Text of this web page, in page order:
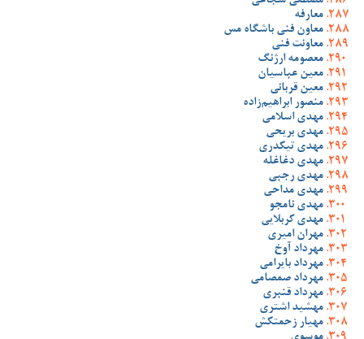
معارفه
معاون فنی باشگاه مس
معاونت فنی
معصومه ارژنگ
معین عباسیان
معین قربانی
منصور ابراهیم‌زاده
مهدی اسلامی
مهدی بریحی
مهدی تیکدری
مهدی دغاغله
مهدی رجبی
مهدی مداحی
مهدی نامجو
مهدی کربلایی
مهران امیری
مهرداد آوخ
مهرداد بایرامی
مهرداد صمصامی
مهرداد قنبری
مهشید اشتری
مهیار زحمتکش